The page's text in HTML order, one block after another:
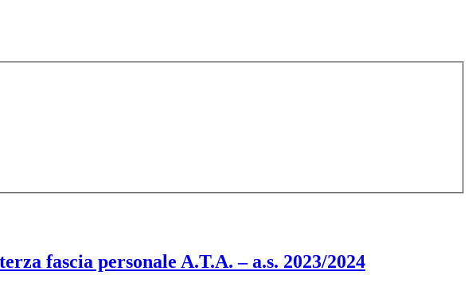
fascia personale A.T.A. – a.s. 2023/2024